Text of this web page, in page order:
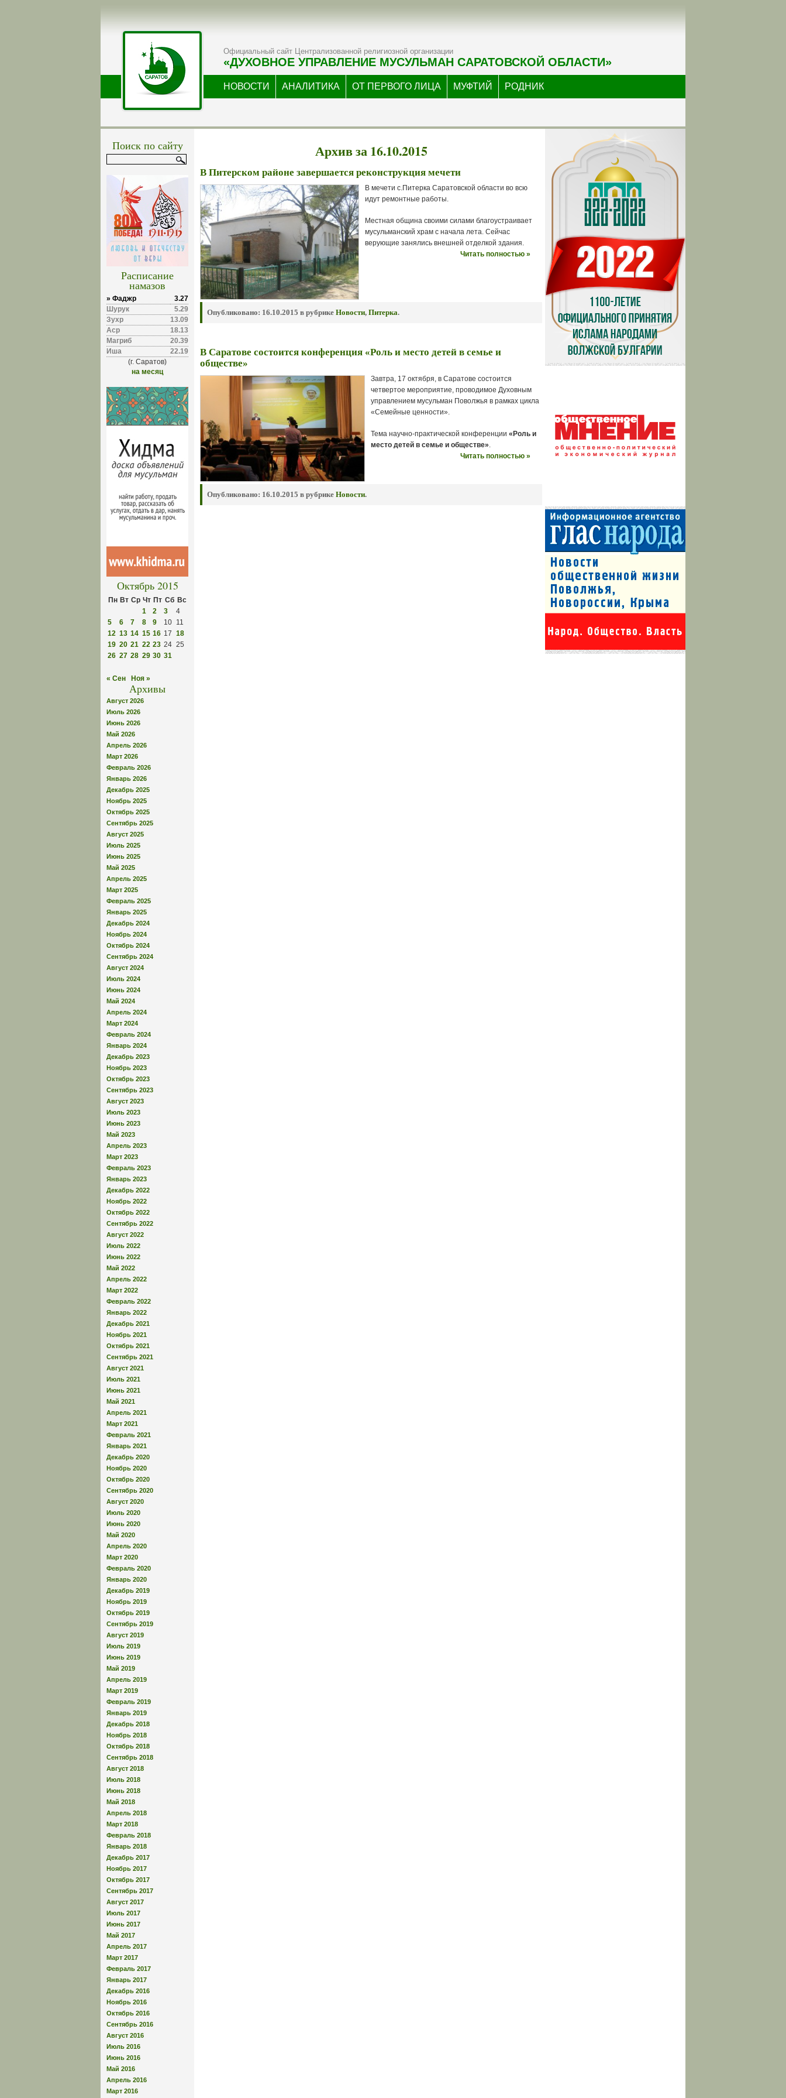
Официальный сайт Централизованной религиозной организации
«ДУХОВНОЕ УПРАВЛЕНИЕ МУСУЛЬМАН САРАТОВСКОЙ ОБЛАСТИ»
НОВОСТИ АНАЛИТИКА ОТ ПЕРВОГО ЛИЦА МУФТИЙ РОДНИК
Поиск по сайту
Расписание
намазов
» Фаджр
3.27
Шурук
5.29
Зухр
13.09
Аср
18.13
Магриб
20.39
Иша
22.19
(г. Саратов)
на месяц
Октябрь 2015
Пн Вт Ср Чт Пт Сб Вс
1
2 3
4
5
6 7 8 9 10 11
12 13 14 15 16 17 18
19 20 21 22 23 24 25
26 27 28 29 30 31
« Сен Ноя »
Архивы
Август 2026
Июль 2026
Июнь 2026
Май 2026
Апрель 2026
Март 2026
Февраль 2026
Январь 2026
Декабрь 2025
Ноябрь 2025
Октябрь 2025
Сентябрь 2025
Август 2025
Июль 2025
Июнь 2025
Май 2025
Апрель 2025
Март 2025
Февраль 2025
Январь 2025
Декабрь 2024
Ноябрь 2024
Октябрь 2024
Сентябрь 2024
Август 2024
Июль 2024
Июнь 2024
Май 2024
Апрель 2024
Март 2024
Февраль 2024
Январь 2024
Декабрь 2023
Ноябрь 2023
Октябрь 2023
Сентябрь 2023
Август 2023
Июль 2023
Июнь 2023
Май 2023
Апрель 2023
Март 2023
Февраль 2023
Январь 2023
Декабрь 2022
Ноябрь 2022
Октябрь 2022
Сентябрь 2022
Август 2022
Июль 2022
Июнь 2022
Май 2022
Апрель 2022
Март 2022
Февраль 2022
Январь 2022
Декабрь 2021
Ноябрь 2021
Октябрь 2021
Сентябрь 2021
Август 2021
Июль 2021
Июнь 2021
Май 2021
Апрель 2021
Март 2021
Февраль 2021
Январь 2021
Декабрь 2020
Ноябрь 2020
Октябрь 2020
Сентябрь 2020
Август 2020
Июль 2020
Июнь 2020
Май 2020
Апрель 2020
Март 2020
Февраль 2020
Январь 2020
Декабрь 2019
Ноябрь 2019
Октябрь 2019
Сентябрь 2019
Август 2019
Июль 2019
Июнь 2019
Май 2019
Апрель 2019
Март 2019
Февраль 2019
Январь 2019
Декабрь 2018
Ноябрь 2018
Октябрь 2018
Сентябрь 2018
Август 2018
Июль 2018
Июнь 2018
Май 2018
Апрель 2018
Март 2018
Февраль 2018
Январь 2018
Декабрь 2017
Ноябрь 2017
Октябрь 2017
Сентябрь 2017
Август 2017
Июль 2017
Июнь 2017
Май 2017
Апрель 2017
Март 2017
Февраль 2017
Январь 2017
Декабрь 2016
Ноябрь 2016
Октябрь 2016
Сентябрь 2016
Август 2016
Июль 2016
Июнь 2016
Май 2016
Апрель 2016
Март 2016
Архив за 16.10.2015
В Питерском районе завершается реконструкция мечети
В мечети с.Питерка Саратовской области во всю
идут ремонтные работы.
Местная община своими силами благоустраивает
мусульманский храм с начала лета. Сейчас
верующие занялись внешней отделкой здания.
Читать полностью »
Опубликовано: 16.10.2015 в рубрике Новости, Питерка.
В Саратове состоится конференция «Роль и место детей в семье и
обществе»
Завтра, 17 октября, в Саратове состоится
четвертое мероприятие, проводимое Духовным
управлением мусульман Поволжья в рамках цикла
«Семейные ценности».
Тема научно-практической конференции «Роль и
место детей в семье и обществе».
Читать полностью »
Опубликовано: 16.10.2015 в рубрике Новости.